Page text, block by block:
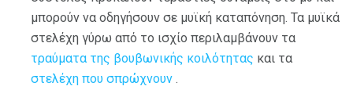
μπορούν να οδηγήσουν σε μυϊκή καταπόνηση. Τα μυϊκά
στελέχη γύρω από το ισχίο περιλαμβάνουν τα
τραύματα της βουβωνικής κοιλότητας και τα
στελέχη που σπρώχνουν .